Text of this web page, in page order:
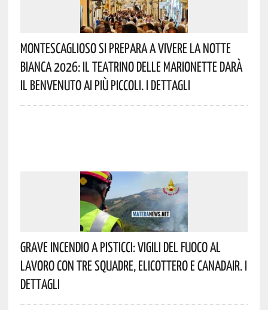
Montescaglioso Si Prepara A Vivere La Notte
Bianca 2026: Il Teatrino Delle Marionette Darà
Il Benvenuto Ai Più Piccoli. I Dettagli
Grave Incendio A Pisticci: Vigili Del Fuoco Al
Lavoro Con Tre Squadre, Elicottero E Canadair. I
Dettagli